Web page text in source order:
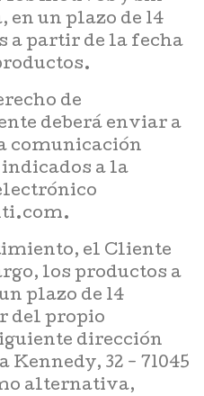
un plazo de 14
a partir de la fecha
de
deberá enviar a
comunicación
a la
el Cliente
los productos a
plazo de 14
del propio
dirección
32 - 71045
alternativa,